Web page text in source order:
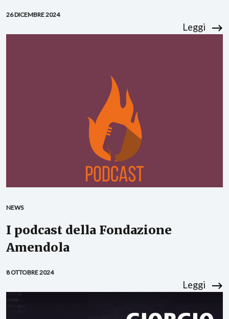
26 DICEMBRE 2024
Leggi
NEWS
I podcast della Fondazione
Amendola
8 OTTOBRE 2024
Leggi